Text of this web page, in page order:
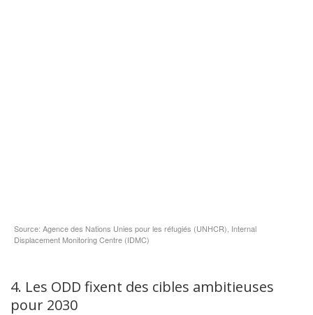
4. Les ODD fixent des cibles ambitieuses
pour 2030